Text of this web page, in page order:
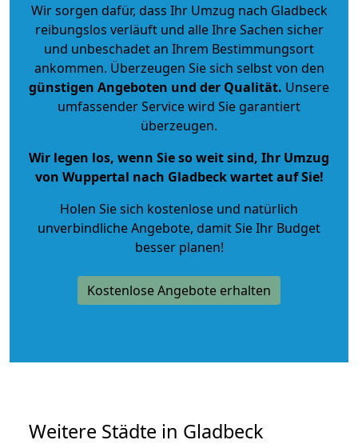
Wir sorgen dafür, dass Ihr Umzug nach Gladbeck
reibungslos verläuft und alle Ihre Sachen sicher
und unbeschadet an Ihrem Bestimmungsort
ankommen. Überzeugen Sie sich selbst von den
günstigen Angeboten und der Qualität. Unsere
umfassender Service wird Sie garantiert
überzeugen.
Wir legen los, wenn Sie so weit sind, Ihr Umzug
von Wuppertal nach Gladbeck wartet auf Sie!
Holen Sie sich kostenlose und natürlich
unverbindliche Angebote, damit Sie Ihr Budget
besser planen!
Kostenlose Angebote erhalten
Weitere Städte in Gladbeck